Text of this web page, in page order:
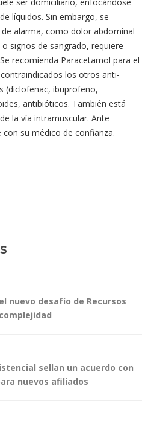
ser domiciliario, enfocándose
líquidos. Sin embargo, se
alarma, como dolor abdominal
signos de sangrado, requiere
recomienda Paracetamol para el
los otros anti-
(diclofenac, ibuprofeno,
antibióticos. También está
la vía intramuscular. Ante
su médico de confianza.
nuevo desafío de Recursos
sellan un acuerdo con
nuevos afiliados